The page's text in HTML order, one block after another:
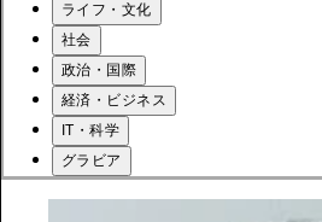
ライフ・文化
社会
政治・国際
経済・ビジネス
IT・科学
グラビア